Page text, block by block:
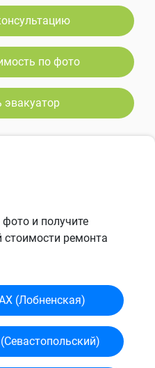
по фото
эвакуатор
и получите
стоимости ремонта
(Лобненская)